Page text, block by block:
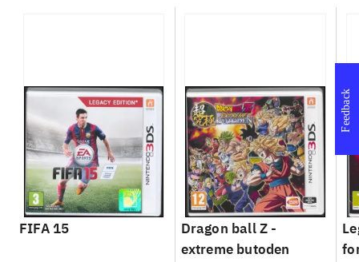
FIFA 15
Dragon ball Z -
extreme butoden
Feedback